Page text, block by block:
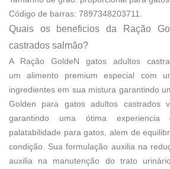
Código de barras: 7897348203711.
Quais os beneficios da Ração
castrados salmão?
A Ração GoldeN gatos adultos
um alimento premium especial com
ingredientes em sua mistura garantindo
Golden para gatos adultos castrados
garantindo uma ótima
palatabilidade para gatos, alem de
condição. Sua formulação auxilia na
auxilia na manutenção do trato